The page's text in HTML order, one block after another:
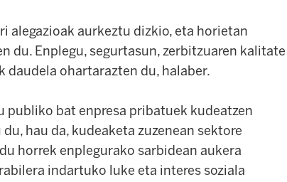
alegazioak aurkeztu dizkio, eta horietan
du. Enplegu, segurtasun, zerbitzuaren kalitate
ohartarazten du, halaber.
publiko bat enpresa pribatuek kudeatzen
hau da, kudeaketa zuzenean sektore
horrek enplegurako sarbidean aukera
indartuko luke eta interes soziala